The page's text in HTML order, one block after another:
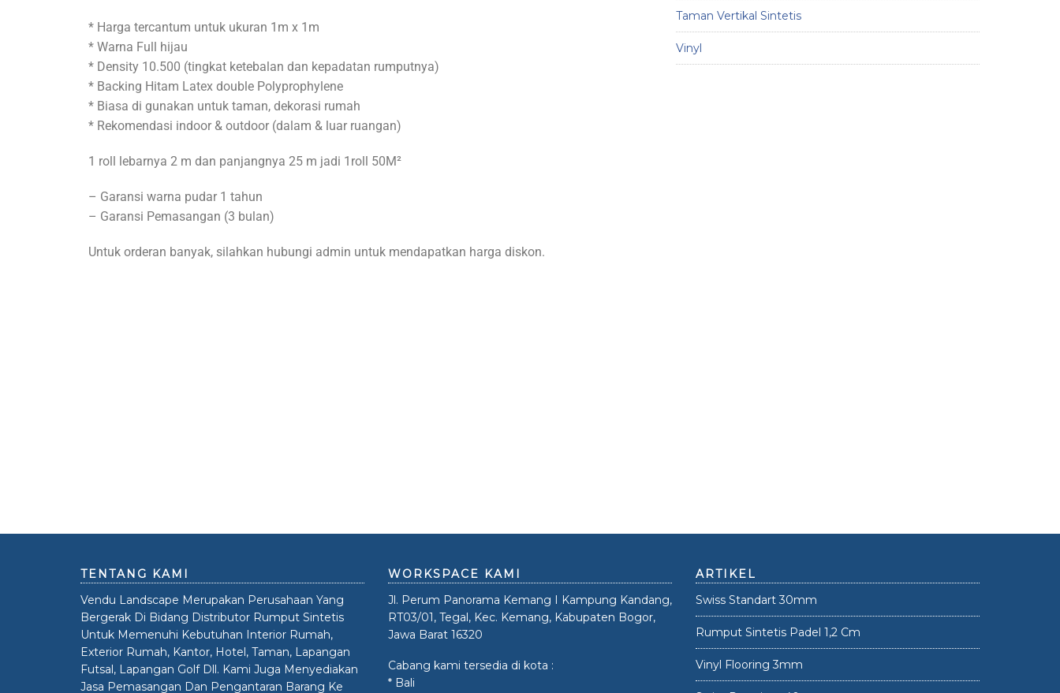
* Harga tercantum untuk ukuran 1m x 1m
* Warna Full hijau
* Density 10.500 (tingkat ketebalan dan kepadatan rumputnya)
* Backing Hitam Latex double Polyprophylene
* Biasa di gunakan untuk taman, dekorasi rumah
* Rekomendasi indoor & outdoor (dalam & luar ruangan)
1 roll lebarnya 2 m dan panjangnya 25 m jadi 1roll 50M²
– Garansi warna pudar 1 tahun
– Garansi Pemasangan (3 bulan)
Untuk orderan banyak, silahkan hubungi admin untuk mendapatkan harga diskon.
Taman Vertikal Sintetis
Vinyl
TENTANG KAMI
Vendu Landscape Merupakan Perusahaan Yang
Bergerak Di Bidang Distributor Rumput Sintetis
Untuk Memenuhi Kebutuhan Interior Rumah,
Exterior Rumah, Kantor, Hotel, Taman, Lapangan
Futsal, Lapangan Golf Dll. Kami Juga Menyediakan
Jasa Pemasangan Dan Pengantaran Barang Ke
WORKSPACE KAMI
Jl. Perum Panorama Kemang I Kampung Kandang,
RT03/01, Tegal, Kec. Kemang, Kabupaten Bogor,
Jawa Barat 16320
Cabang kami tersedia di kota :
* Bali
ARTIKEL
Swiss Standart 30mm
Rumput Sintetis Padel 1,2 Cm
Vinyl Flooring 3mm